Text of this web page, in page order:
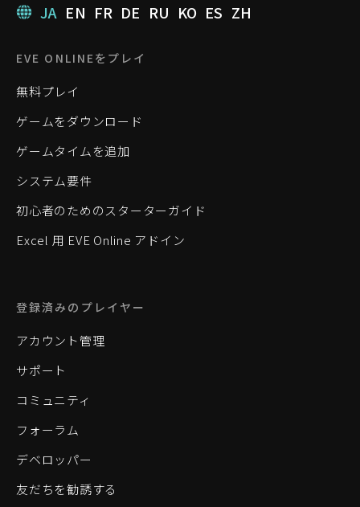
JA EN FR DE RU KO ES ZH
EVE ONLINEをプレイ
無料プレイ
ゲームをダウンロード
ゲームタイムを追加
システム要件
初心者のためのスターターガイド
Excel 用 EVE Online アドイン
登録済みのプレイヤー
アカウント管理
サポート
コミュニティ
フォーラム
デベロッパー
友だちを勧誘する